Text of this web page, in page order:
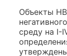
Объекты
среду на I-